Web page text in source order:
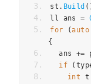
st . Build
ll
ans =
for
(auto
{
ans
+=
if
(
int
t